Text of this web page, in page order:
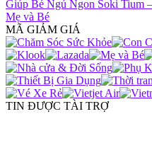
Giúp Bé Ngủ Ngon Soki Tium
Mẹ và Bé
MÃ GIẢM GIÁ
TIN ĐƯỢC TÀI TRỢ